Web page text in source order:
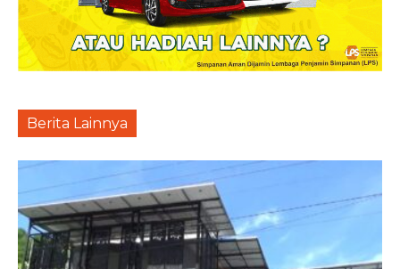
Berita Lainnya